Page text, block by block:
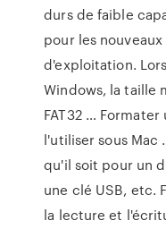
durs de faible
pour les
d'exploitation.
Windows, la taille
FAT32 …
l'utiliser sous Mac
qu'il soit pour un
une clé USB, etc.
la lecture et